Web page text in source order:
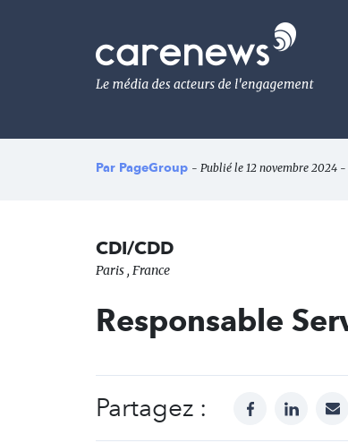
Le
média
de
l'engagement
Par PageGroup - Publié le 12 novembre 2024 -
CDI/CDD
Paris , France
Responsable
Partagez : facebooklinkedin